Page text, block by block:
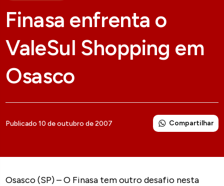
Finasa enfrenta o
ValeSul Shopping em
Osasco
Publicado 10 de outubro de 2007 Compartilhar
Osasco (SP) – O Finasa tem outro desafio nesta